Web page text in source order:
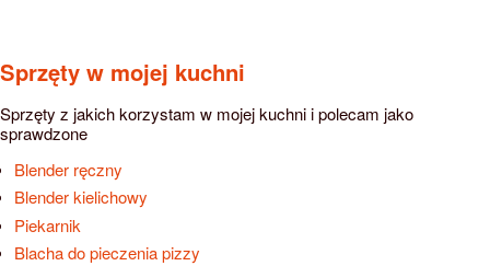
Sprzęty w mojej kuchni
Sprzęty z jakich korzystam w mojej kuchni i polecam jako
sprawdzone
Blender ręczny
Blender kielichowy
Piekarnik
Blacha do pieczenia pizzy